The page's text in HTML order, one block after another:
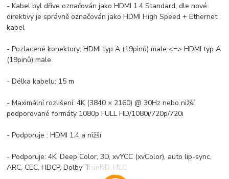
- Kabel byl dříve označován jako HDMI 1.4 Standard, dle nové
direktivy je správně označován jako HDMI High Speed + Ethernet
kabel
- Pozlacené konektory: HDMI typ A (19pinů) male <=> HDMI typ A
(19pinů) male
- Délka kabelu: 15 m
- Maximální rozlišení: 4K (3840 × 2160) @ 30Hz nebo nižší
podporované formáty 1080p FULL HD/1080i/720p/720i
- Podporuje : HDMI 1.4 a nižší
- Podporuje: 4K, Deep Color, 3D, xvYCC (xvColor), auto lip-sync,
ARC, CEC, HDCP, Dolby TrueHD, HEC